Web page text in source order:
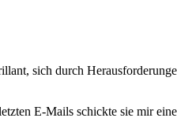
sich durch
E-Mails schickte sie mir